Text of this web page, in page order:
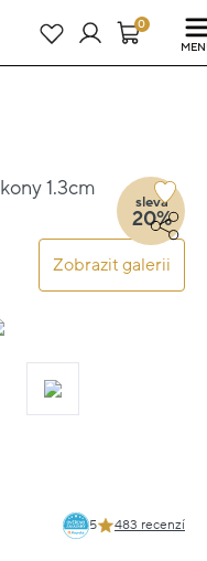
23 dní : 11h : 39m : 30s0
1.3cm
Zobrazit galerii
sleva
20%
5 483 recenzí